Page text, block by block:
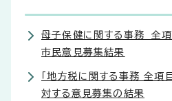
母子保健に関する事務 全項
市民意見募集結果
「地方税に関する事務 全項
対する意見募集の結果